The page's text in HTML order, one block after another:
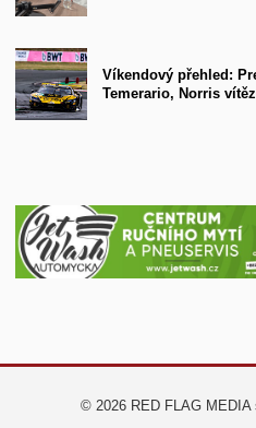
Víkendový přehled:
Temerario, Norris
© 2026 RED FLAG MEDIA